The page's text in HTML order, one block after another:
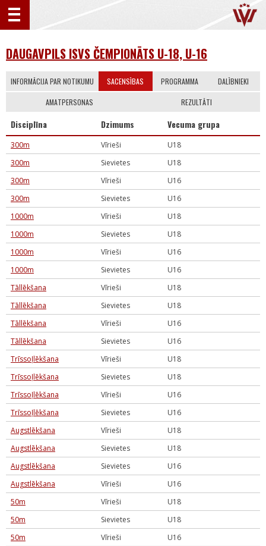
DAUGAVPILS ISVS ČEMPIONĀTS U-18, U-16
INFORMĀCIJA PAR NOTIKUMU SACENSĪBAS PROGRAMMA DALĪBNIEKI
AMATPERSONAS REZULTĀTI
Disciplīna Dzimums Vecuma grupa
300m Vīrieši
U18
300m
Sievietes
U18
300m
Vīrieši
U16
300m
Sievietes
U16
1000m
Vīrieši
U18
1000m
Sievietes
U18
1000m
Vīrieši
U16
1000m
Sievietes
U16
Tāllēkšana
Vīrieši
U18
Tāllēkšana
Sievietes
U18
Tāllēkšana
Vīrieši
U16
Tāllēkšana
Sievietes
U16
Trīssoļlēkšana
Vīrieši
U18
Trīssoļlēkšana
Sievietes
U18
Trīssoļlēkšana
Vīrieši
U16
Trīssoļlēkšana
Sievietes
U16
Augstlēkšana
Vīrieši
U18
Augstlēkšana
Sievietes
U18
Augstlēkšana
Sievietes
U16
Augstlēkšana
Vīrieši
U16
50m
Vīrieši
U18
50m
Sievietes
U18
50m
Vīrieši
U16